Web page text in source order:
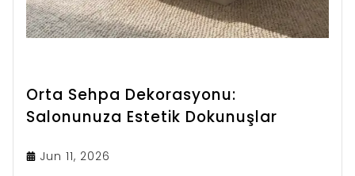
Orta Sehpa Dekorasyonu:
Salonunuza Estetik Dokunuşlar
Jun 11, 2026